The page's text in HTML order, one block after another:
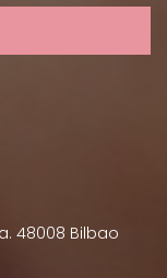
48008 Bilbao